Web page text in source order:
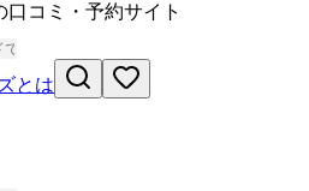
口コミ・予約サイト
とは